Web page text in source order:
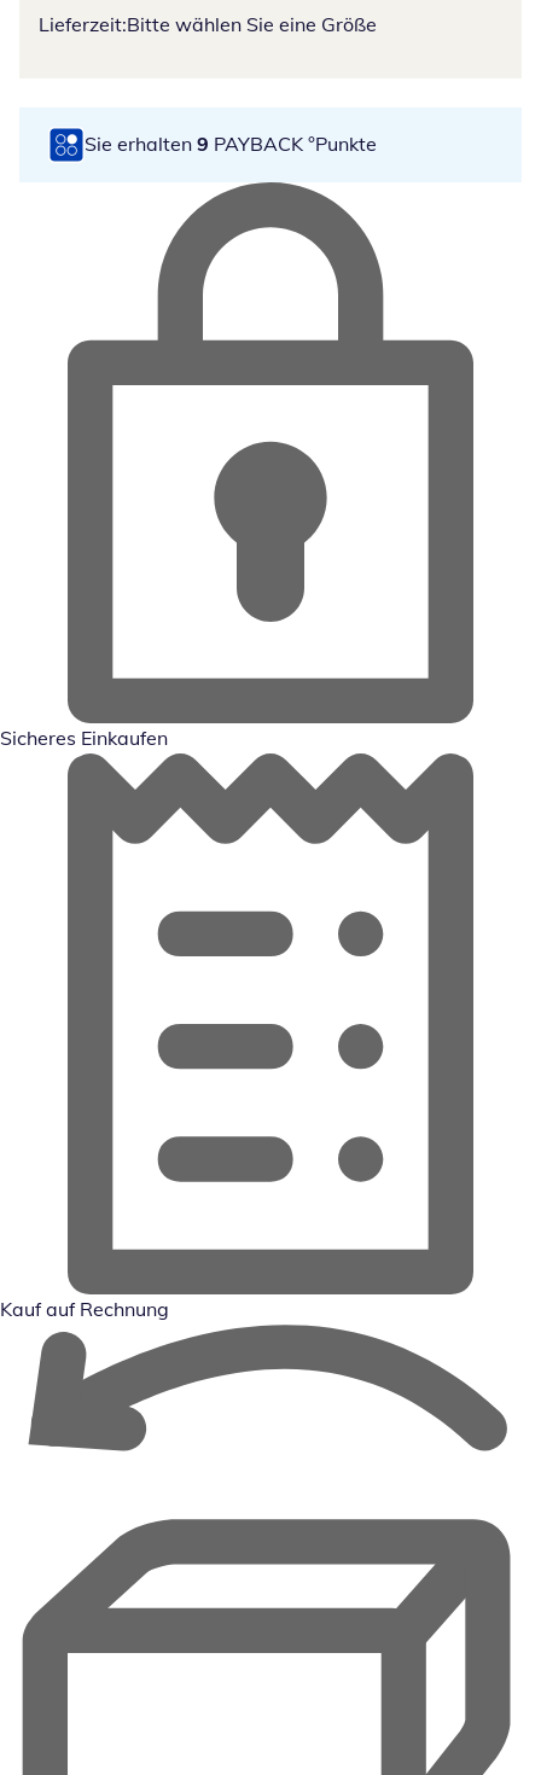
Lieferzeit:Bitte wählen Sie eine Größe
Sie erhalten 9 PAYBACK °Punkte
Sicheres Einkaufen
Kauf auf Rechnung